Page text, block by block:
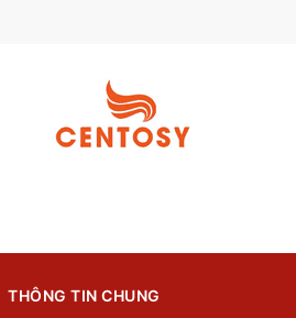
THÔNG TIN CHUNG